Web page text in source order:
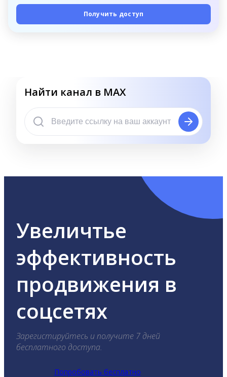
Получить доступ
Найти канал в MAX
Увеличтье
эффективность
продвижения в
соцсетях
Зарегистируйтесь и получите 7 дней
бесплатного доступа.
Попробовать бесплатно